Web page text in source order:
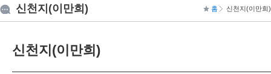
신천지(이만희) 홈 신천지(이만희)
신천지(이만희)